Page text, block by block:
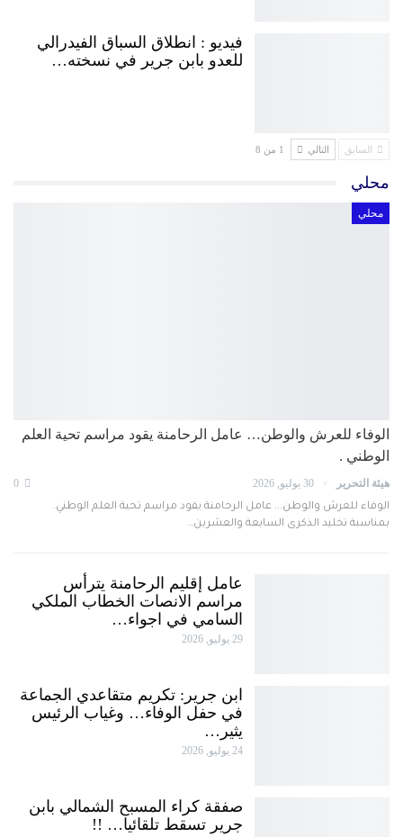
فيديو : انطلاق السباق الفيدرالي
للعدو بابن جرير في نسخته…
السابق التالي 1 من 8
محلي
محلي
الوفاء للعرش والوطن… عامل الرحامنة يقود مراسم تحية العلم
الوطني .
هيئة التحرير 30 يوليو, 2026
الوفاء للعرش والوطن... عامل الرحامنة يقود مراسم تحية العلم الوطني.
بمناسبة تخليد الذكرى السابعة والعشرين…
عامل إقليم الرحامنة يترأس
مراسم الانصات الخطاب الملكي
السامي في اجواء…
29 يوليو, 2026
ابن جرير: تكريم متقاعدي الجماعة
في حفل الوفاء… وغياب الرئيس
يثير…
24 يوليو, 2026
صفقة كراء المسبح الشمالي بابن
جرير تسقط تلقائيا… !!